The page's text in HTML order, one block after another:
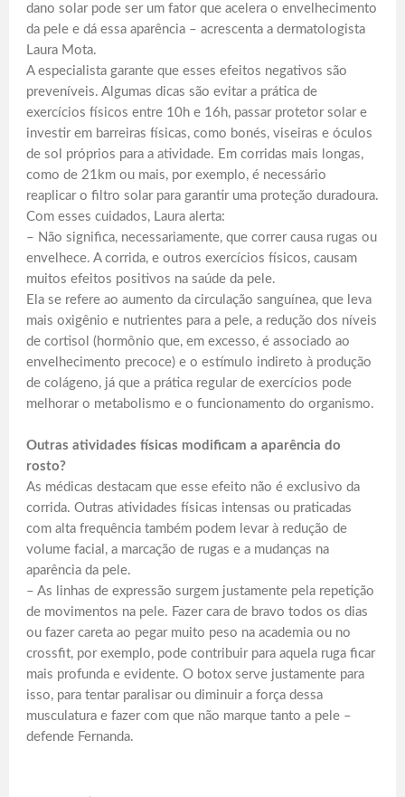
dano solar pode ser um fator que acelera o envelhecimento
da pele e dá essa aparência – acrescenta a dermatologista
Laura Mota.
A especialista garante que esses efeitos negativos são
preveníveis. Algumas dicas são evitar a prática de
exercícios físicos entre 10h e 16h, passar protetor solar e
investir em barreiras físicas, como bonés, viseiras e óculos
de sol próprios para a atividade. Em corridas mais longas,
como de 21km ou mais, por exemplo, é necessário
reaplicar o filtro solar para garantir uma proteção duradoura.
Com esses cuidados, Laura alerta:
– Não significa, necessariamente, que correr causa rugas ou
envelhece. A corrida, e outros exercícios físicos, causam
muitos efeitos positivos na saúde da pele.
Ela se refere ao aumento da circulação sanguínea, que leva
mais oxigênio e nutrientes para a pele, a redução dos níveis
de cortisol (hormônio que, em excesso, é associado ao
envelhecimento precoce) e o estímulo indireto à produção
de colágeno, já que a prática regular de exercícios pode
melhorar o metabolismo e o funcionamento do organismo.
Outras atividades físicas modificam a aparência do
rosto?
As médicas destacam que esse efeito não é exclusivo da
corrida. Outras atividades físicas intensas ou praticadas
com alta frequência também podem levar à redução de
volume facial, a marcação de rugas e a mudanças na
aparência da pele.
– As linhas de expressão surgem justamente pela repetição
de movimentos na pele. Fazer cara de bravo todos os dias
ou fazer careta ao pegar muito peso na academia ou no
crossfit, por exemplo, pode contribuir para aquela ruga ficar
mais profunda e evidente. O botox serve justamente para
isso, para tentar paralisar ou diminuir a força dessa
musculatura e fazer com que não marque tanto a pele –
defende Fernanda.